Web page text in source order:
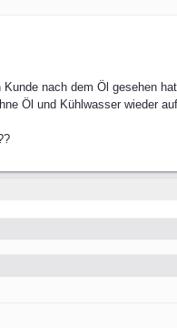
nach dem Öl gesehen
Öl und Kühlwasser wieder